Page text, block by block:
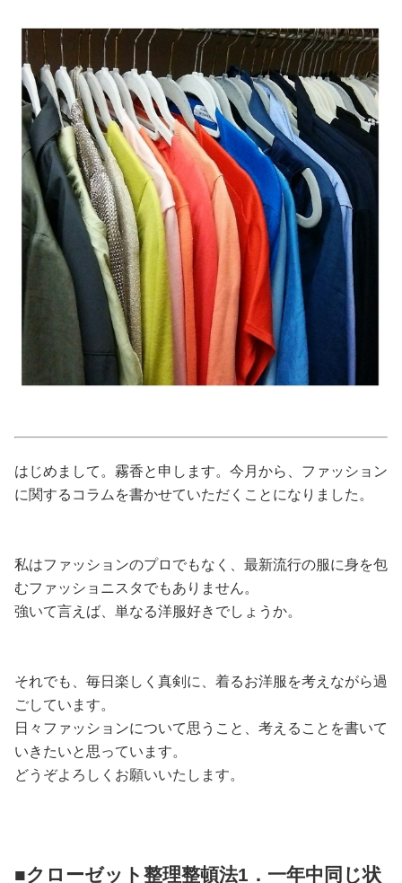
ワークスタイル
妊娠/出産/家族
ココロ/カラダ
グルメ
トラベル
カルチャー/エンタメ
ゲーム
はじめまして。霧香と申します。今月から、ファッション
に関するコラムを書かせていただくことになりました。
私はファッションのプロでもなく、最新流行の服に身を包
むファッショニスタでもありません。
強いて言えば、単なる洋服好きでしょうか。
それでも、毎日楽しく真剣に、着るお洋服を考えながら過
ごしています。
日々ファッションについて思うこと、考えることを書いて
いきたいと思っています。
どうぞよろしくお願いいたします。
■クローゼット整理整頓法1．一年中同じ状